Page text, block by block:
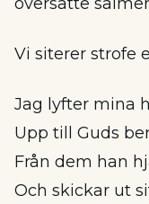
Vi siterer strofe
Jag lyfter mina
Upp till Guds
Från dem han
Och skickar ut